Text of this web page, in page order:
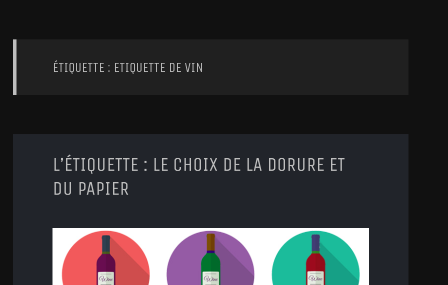
ÉTIQUETTE : ETIQUETTE DE VIN
L’ÉTIQUETTE : LE CHOIX DE LA DORURE ET
DU PAPIER